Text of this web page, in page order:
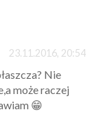
23.11.2016, 20:54
Nie
może raczej
😁